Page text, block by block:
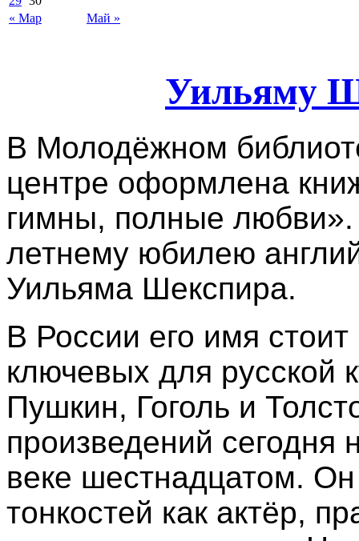
« Мар Май »
Уильяму
В Молодёжном
центре оформлена
гимны, полные
летнему юбилею
Уильяма Шекспира.
В России его имя
ключевых для русской
Пушкин, Гоголь и
произведений
веке шестнадцатом.
тонкостей как актёр,